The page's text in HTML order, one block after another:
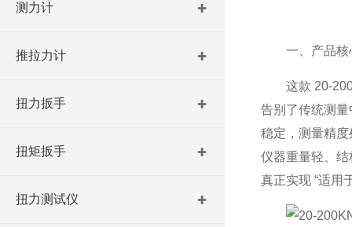
测力计
推拉力计
扭力扳手
扭矩扳手
扭力测试仪
一、产品
这款 20-
告别了传统测
稳定，测量精
仪器重量轻、
真正实现 “适用